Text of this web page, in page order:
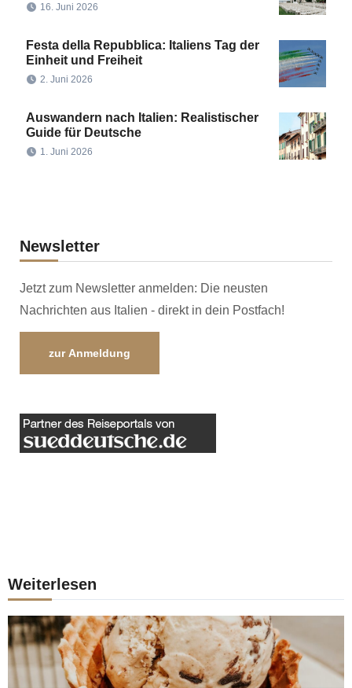
16. Juni 2026
Festa della Repubblica: Italiens Tag der
Einheit und Freiheit
2. Juni 2026
Auswandern nach Italien: Realistischer
Guide für Deutsche
1. Juni 2026
Newsletter
Jetzt zum Newsletter anmelden: Die neusten
Nachrichten aus Italien - direkt in dein Postfach!
zur Anmeldung
Weiterlesen